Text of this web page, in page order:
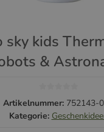
sky kids
&
Artikelnummer: 752143-
Kategorie: